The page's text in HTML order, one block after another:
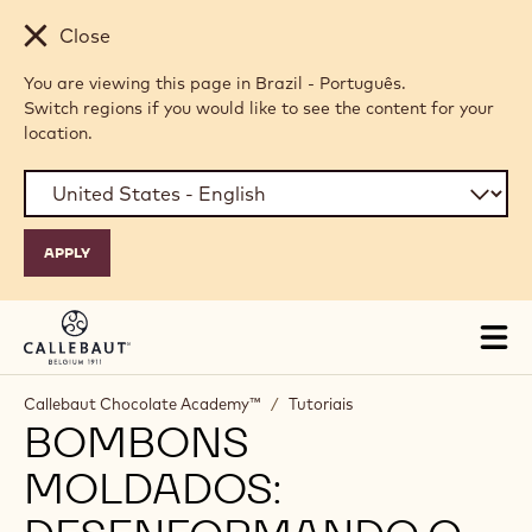
Skip to main content
Close
You are viewing this page in Brazil - Português.
Switch regions if you would like to see the content for your
location.
Callebaut Chocolate Academy™ / Tutoriais
BOMBONS
MOLDADOS: